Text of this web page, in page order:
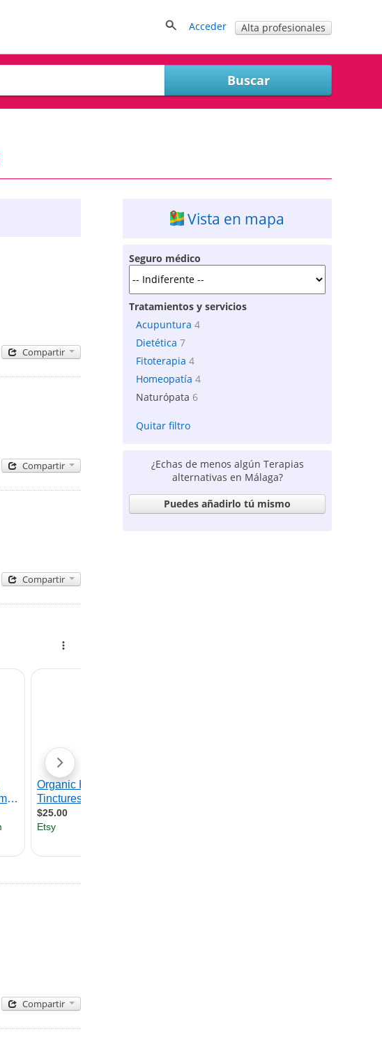
Acceder Alta profesionales
Compartir
Compartir
Compartir
Compartir
Vista en mapa
Seguro médico
Tratamientos y servicios
Acupuntura 4
Dietética 7
Fitoterapia 4
Homeopatía 4
Naturópata 6
Quitar filtro
¿Echas de menos algún Terapias
alternativas en Málaga?
Puedes añadirlo tú mismo